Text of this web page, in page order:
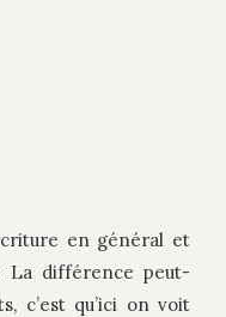
en général et
La différence peut-
c’est qu’ici on voit